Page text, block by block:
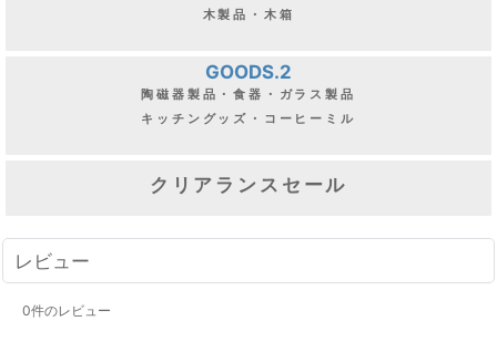
木製品・木箱
GOODS.2
陶磁器製品・食器・ガラス製品
キッチングッズ・コーヒーミル
クリアランスセール
レビュー
0件のレビュー